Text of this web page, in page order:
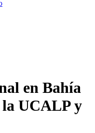
en Bahía
UCALP y